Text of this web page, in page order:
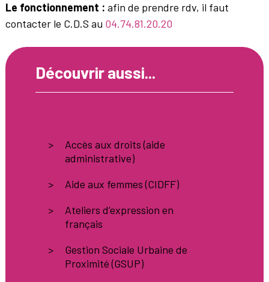
Le fonctionnement : afin de prendre rdv, il faut
contacter le C.D.S au 04.74.81.20.20
Découvrir aussi...
Accès aux droits (aide
administrative)
Aide aux femmes (CIDFF)
Ateliers d’expression en
français
Gestion Sociale Urbaine de
Proximité (GSUP)